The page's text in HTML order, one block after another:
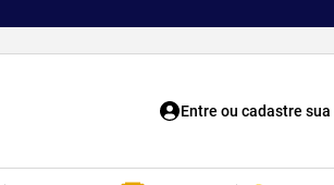
Entre ou cadastre